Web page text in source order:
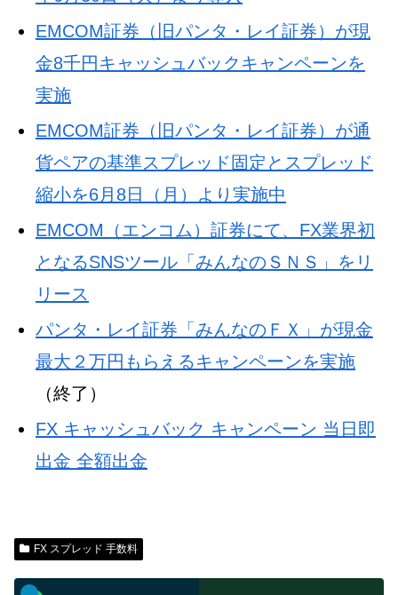
EMCOM証券（旧パンタ・レイ証券）が現
金8千円キャッシュバックキャンペーンを
実施
EMCOM証券（旧パンタ・レイ証券）が通
貨ペアの基準スプレッド固定とスプレッド
縮小を6月8日（月）より実施中
EMCOM（エンコム）証券にて、FX業界初
となるSNSツール「みんなのＳＮＳ」をリ
リース
パンタ・レイ証券「みんなのＦＸ」が現金
最大２万円もらえるキャンペーンを実施
（終了）
FX キャッシュバック キャンペーン 当日即
出金 全額出金
FX スプレッド 手数料